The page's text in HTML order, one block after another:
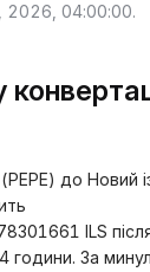
2026, 04:00:00.
до Новий
ILS
години. За